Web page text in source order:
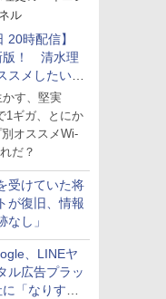
ル
20時配信】
版！ 清水理
スメしたい
どれか？
す、堅実
1ギガ、とにか
オススメWi-
だ？
受けていた将
が復旧、情報
なし」
、LINEヤ
ル広告プラッ
「なりすま